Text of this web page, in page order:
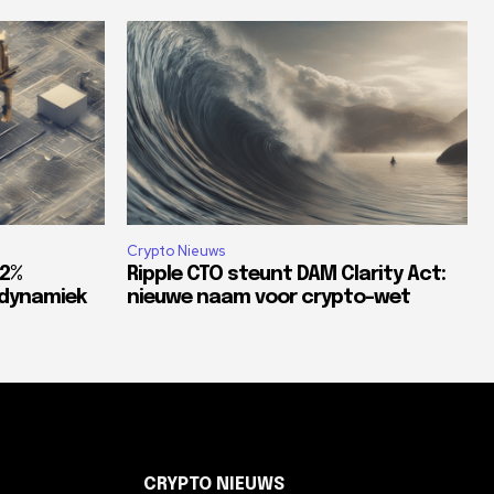
Crypto Nieuws
Ripple CTO steunt DAM Clarity Act:
nieuwe naam voor crypto-wet
CRYPTO NIEUWS